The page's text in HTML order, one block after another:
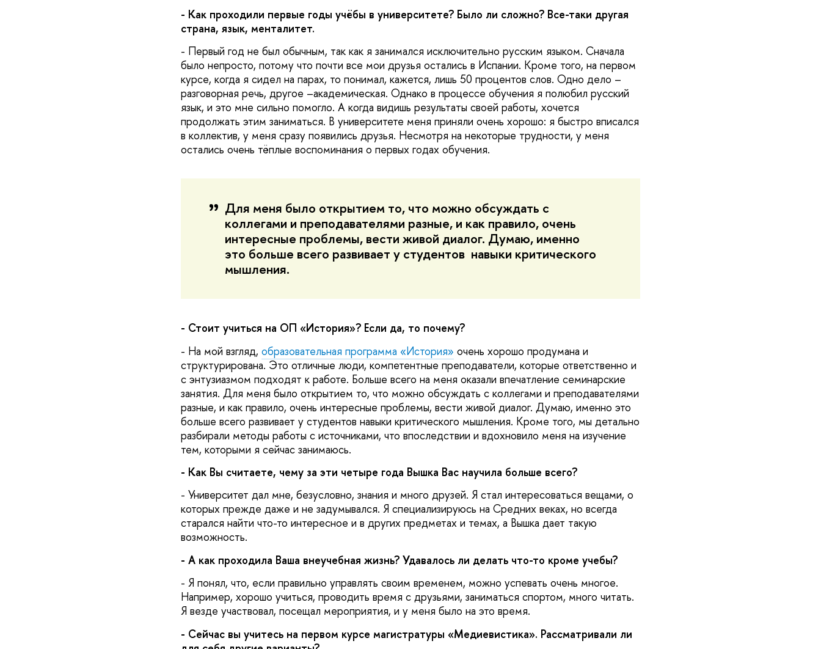
- Как проходили первые годы учёбы в университете? Было ли сложно? Все-таки другая
страна, язык, менталитет.
- Первый год не был обычным, так как я занимался исключительно русским языком. Сначала
было непросто, потому что почти все мои друзья остались в Испании. Кроме того, на первом
курсе, когда я сидел на парах, то понимал, кажется, лишь 50 процентов слов. Одно дело –
разговорная речь, другое –академическая. Однако в процессе обучения я полюбил русский
язык, и это мне сильно помогло. А когда видишь результаты своей работы, хочется
продолжать этим заниматься. В университете меня приняли очень хорошо: я быстро вписался
в коллектив, у меня сразу появились друзья. Несмотря на некоторые трудности, у меня
остались очень тёплые воспоминания о первых годах обучения.
Для меня было открытием то, что можно обсуждать с
коллегами и преподавателями разные, и как правило, очень
интересные проблемы, вести живой диалог. Думаю, именно
это больше всего развивает у студентов навыки критического
мышления.
- Стоит учиться на ОП «История»? Если да, то почему?
- На мой взгляд, образовательная программа «История» очень хорошо продумана и
структурирована. Это отличные люди, компетентные преподаватели, которые ответственно и
с энтузиазмом подходят к работе. Больше всего на меня оказали впечатление семинарские
занятия. Для меня было открытием то, что можно обсуждать с коллегами и преподавателями
разные, и как правило, очень интересные проблемы, вести живой диалог. Думаю, именно это
больше всего развивает у студентов навыки критического мышления. Кроме того, мы детально
разбирали методы работы с источниками, что впоследствии и вдохновило меня на изучение
тем, которыми я сейчас занимаюсь.
- Как Вы считаете, чему за эти четыре года Вышка Вас научила больше всего?
- Университет дал мне, безусловно, знания и много друзей. Я стал интересоваться вещами, о
которых прежде даже и не задумывался. Я специализируюсь на Средних веках, но всегда
старался найти что-то интересное и в других предметах и темах, а Вышка дает такую
возможность.
- А как проходила Ваша внеучебная жизнь? Удавалось ли делать что-то кроме учебы?
- Я понял, что, если правильно управлять своим временем, можно успевать очень многое.
Например, хорошо учиться, проводить время с друзьями, заниматься спортом, много читать.
Я везде участвовал, посещал мероприятия, и у меня было на это время.
- Сейчас вы учитесь на первом курсе магистратуры «Медиевистика». Рассматривали ли